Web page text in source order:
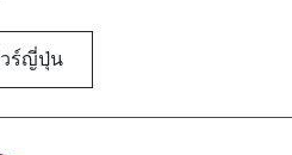
ร์ญี่ปุ่น